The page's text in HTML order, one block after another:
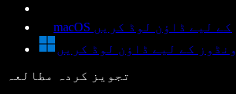
macOS کے لیے ڈاؤن لوڈ کریں
ونڈوز کے لیے ڈاؤن لوڈ کریں
تجویز کردہ مطالعہ